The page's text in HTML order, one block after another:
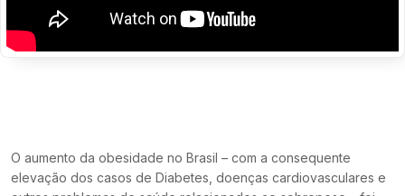
O aumento da obesidade no Brasil – com a consequente
elevação dos casos de Diabetes, doenças cardiovasculares e